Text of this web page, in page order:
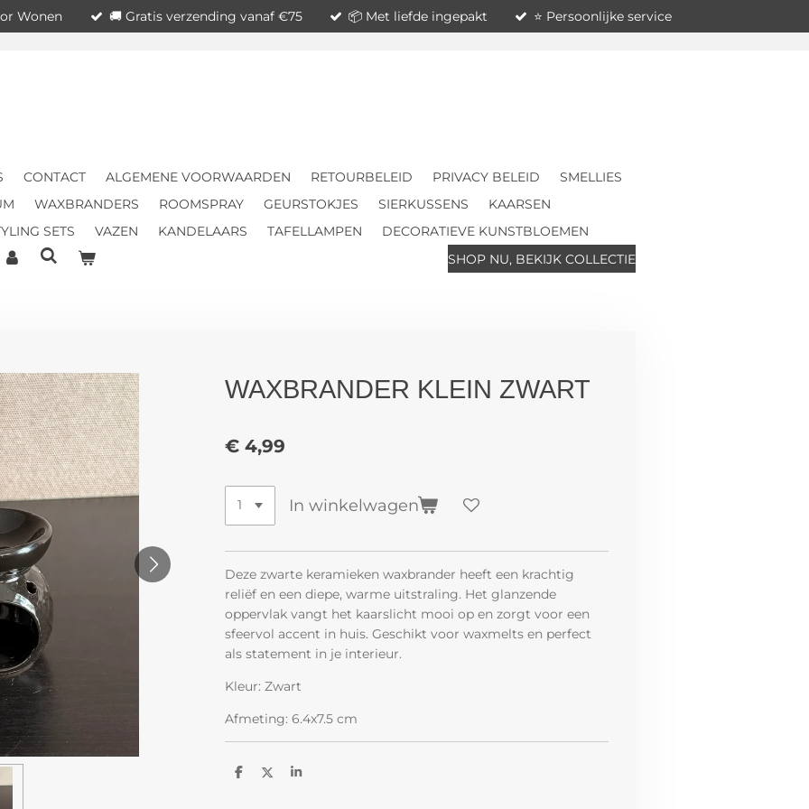
Wonen 🚚 Gratis verzending vanaf €75 📦 Met liefde ingepakt ⭐ Persoonlijke service
CONTACT ALGEMENE VOORWAARDEN RETOURBELEID PRIVACY BELEID
SMELLIES
WAXBRANDERS ROOMSPRAY GEURSTOKJES SIERKUSSENS
KAARSEN
SETS
VAZEN KANDELAARS TAFELLAMPEN
DECORATIEVE KUNSTBLOEMEN
SHOP NU, BEKIJK COLLECTIE
WAXBRANDER KLEIN ZWART
€ 4,99
In winkelwagen
Deze zwarte keramieken waxbrander heeft een krachtig
reliëf en een diepe, warme uitstraling. Het glanzende
oppervlak vangt het kaarslicht mooi op en zorgt voor een
sfeervol accent in huis. Geschikt voor waxmelts en perfect
als statement in je interieur.
Kleur: Zwart
Afmeting: 6.4x7.5 cm
D
D
S